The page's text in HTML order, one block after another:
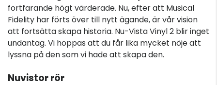
fortfarande högt värderade. Nu, efter att Musical
Fidelity har förts över till nytt ägande, är vår vision
att fortsätta skapa historia. Nu-Vista Vinyl 2 blir inget
undantag. Vi hoppas att du får lika mycket nöje att
lyssna på den som vi hade att skapa den.
Nuvistor rör